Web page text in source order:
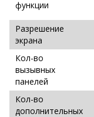
функции
Разрешение
экрана
Кол-во
вызывных
панелей
Кол-во
дополнительных